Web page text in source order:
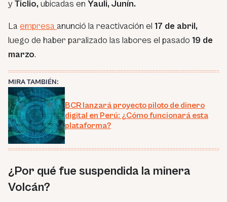
yTiclio, ubicadas en Yauli, Junín.
La empresa anunció la reactivación el 17 de abril,
luego de haber paralizado las labores el pasado 19 de
marzo.
MIRA TAMBIÉN:
BCR lanzará proyecto piloto de dinero
digital en Perú: ¿Cómo funcionará esta
plataforma?
¿Por qué fue suspendida la minera
Volcán?